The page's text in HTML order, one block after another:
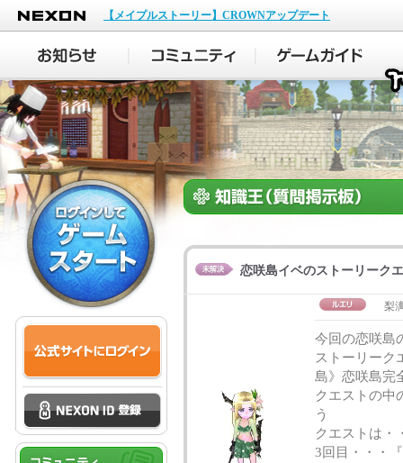
NEXON
【メイプルストーリー】CROWNアップデート
恋咲島イベのストーリーク
梨
今回の恋咲島
ストーリーク
島》恋咲島完
クエストの中
う
クエストは・
3回目・・・